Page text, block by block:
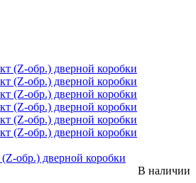
обр.) дверной коробки
В наличии